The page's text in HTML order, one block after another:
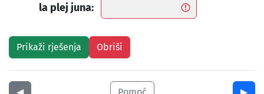
la plej juna: